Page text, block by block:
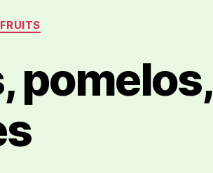
FRUITS
pomelos,